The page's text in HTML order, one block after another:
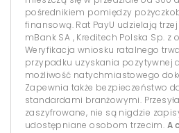
pośrednikiem pomiędzy
finansową. Rat PayU udzielają
mBank SA , Kreditech Polska Sp. z
Weryfikacja wniosku ratalnego
przypadku uzyskania pozytywnej
możliwość natychmiastowego
Zapewnia także bezpieczeństwo
standardami branżowymi.
zaszyfrowane, nie są nigdzie
udostępniane osobom trzecim. A